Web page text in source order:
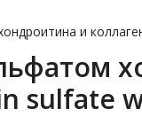
и
sulfate